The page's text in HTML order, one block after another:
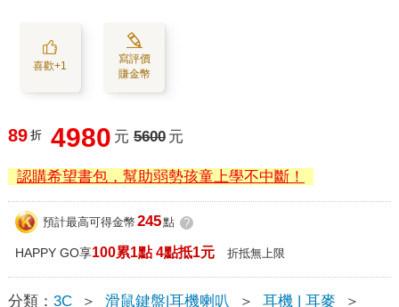
喜歡+1
寫評價
賺金幣
89 折 4980 元 5600 元
認購希望書包，幫助弱勢孩童上學不中斷！
預計最高可得金幣 245點 ?
HAPPY GO享100累1點 4點抵1元 折抵無上限
分類： 3C ＞ 滑鼠鍵盤|耳機喇叭 ＞ 耳機 | 耳麥
＞